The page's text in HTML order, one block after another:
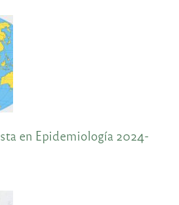
en Epidemiología 2024-